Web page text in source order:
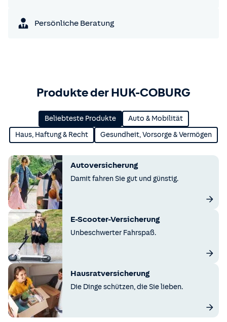
Persönliche Beratung
Produkte der HUK-COBURG
Beliebteste Produkte Auto & Mobilität
Haus, Haftung & Recht Gesundheit, Vorsorge & Vermögen
Autoversicherung
Damit fahren Sie gut und günstig.
E-Scooter-Versicherung
Unbeschwerter Fahrspaß.
Hausratversicherung
Die Dinge schützen, die Sie lieben.